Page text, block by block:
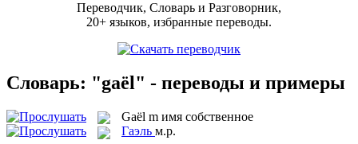
Переводчик, Словарь и Разговорник,
20+ языков, избранные переводы.
Словарь: "gaël" - переводы и примеры
Gaël m имя собственное
Гаэль м.р.